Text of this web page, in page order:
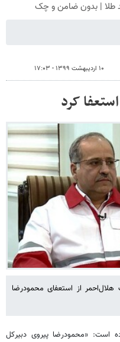
۱۰ اردیبهشت ۱۳۹۹ - ۱۷:۰۳
کرد
از استعفای محمودرضا
است:‌ «محمودرضا پیروی دبیرکل